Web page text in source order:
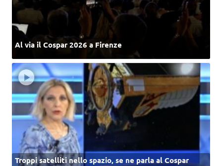
Al via il Cospar 2026 a Firenze
Troppi satelliti nello spazio, se ne parla al Cospar